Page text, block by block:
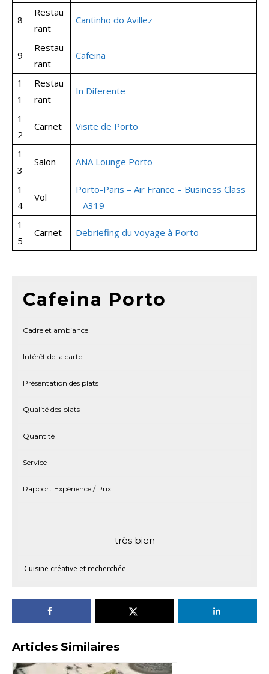
8
Restau
rant
Cantinho do Avillez
9
Restau
rant
Cafeina
1
1
Restau
rant
In Diferente
1
2
Carnet Visite de Porto
1
3
Salon ANA Lounge Porto
1
4
Vol
Porto-Paris – Air France – Business Class
– A319
1
5
Carnet Debriefing du voyage à Porto
Cafeina Porto
Cadre et ambiance
Intérêt de la carte
Présentation des plats
Qualité des plats
Quantité
Service
Rapport Expérience / Prix
très bien
Cuisine créative et recherchée
Articles Similaires